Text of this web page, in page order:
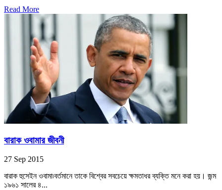
Read More
বারাক ওবামার জীবনী
27 Sep 2015
বারাক হুসেইন ওবামা৷বর্তমানে তাকে বিশ্বের সবচেয়ে ক্ষমতাধর ব্যক্তি মনে করা হয়। জন্ম
১৯৬১ সালের ৪...